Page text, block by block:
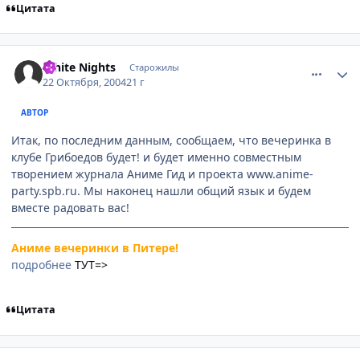
Цитата
White Nights Старожилы
22 Октября, 200421 г
АВТОР
Итак, по последним данным, сообщаем, что вечеринка в
клубе Грибоедов будет! и будет именно совместным
творением журнала Аниме Гид и проекта www.anime-
party.spb.ru. Мы наконец нашли общий язык и будем
вместе радовать вас!
Аниме вечеринки в Питере!
подробнее ТУТ=>
Цитата